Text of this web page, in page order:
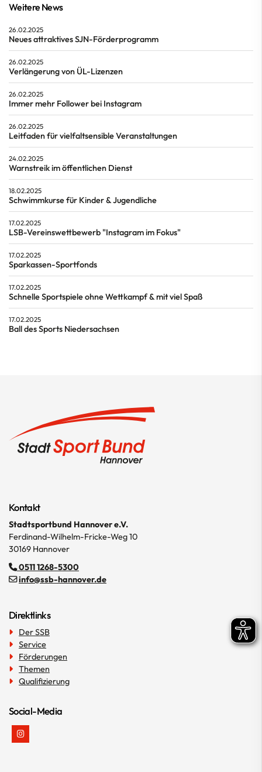
Weitere News
26.02.2025
Neues attraktives SJN-Förderprogramm
26.02.2025
Verlängerung von ÜL-Lizenzen
26.02.2025
Immer mehr Follower bei Instagram
26.02.2025
Leitfaden für vielfaltsensible Veranstaltungen
24.02.2025
Warnstreik im öffentlichen Dienst
18.02.2025
Schwimmkurse für Kinder & Jugendliche
17.02.2025
LSB-Vereinswettbewerb "Instagram im Fokus"
17.02.2025
Sparkassen-Sportfonds
17.02.2025
Schnelle Sportspiele ohne Wettkampf & mit viel Spaß
17.02.2025
Ball des Sports Niedersachsen
Kontakt
Stadtsportbund Hannover e.V.
Ferdinand-Wilhelm-Fricke-Weg 10
30169 Hannover
0511 1268-5300
info@ssb-hannover.de
Direktlinks
Der SSB
Service
Förderungen
Themen
Qualifizierung
Social-Media